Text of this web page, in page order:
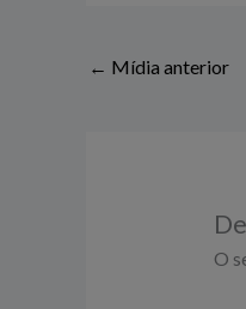
← Mídia anterior
O